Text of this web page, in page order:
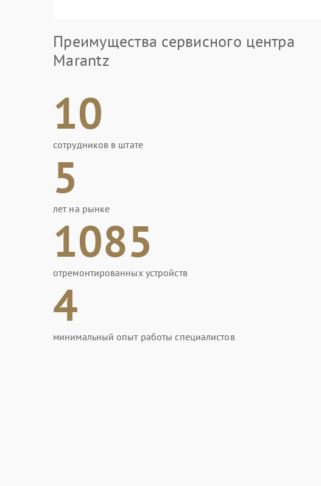
Преимущества сервисного центра
Marantz
10
сотрудников в штате
5
лет на рынке
1085
отремонтированных устройств
4
минимальный опыт работы специалистов